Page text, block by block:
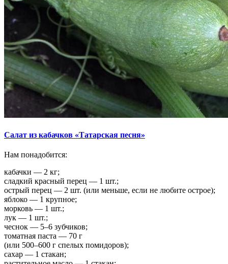
Салат из кабачков «Татарская песня»
Нам понадобится:
кабачки — 2 кг;
сладкий красный перец — 1 шт.;
острый перец — 2 шт. (или меньше, если не любите острое);
яблоко — 1 крупное;
морковь — 1 шт.;
лук — 1 шт.;
чеснок — 5–6 зубчиков;
томатная паста — 70 г
(или 500–600 г спелых помидоров);
сахар — 1 стакан;